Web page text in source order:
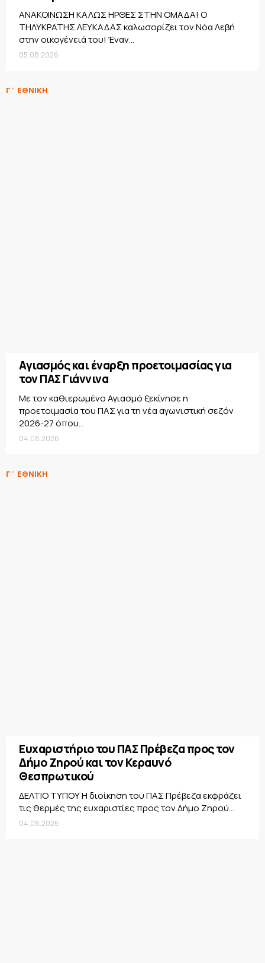
ΑΝΑΚΟΙΝΩΣΗ ΚΑΛΩΣ ΗΡΘΕΣ ΣΤΗΝ ΟΜΑΔΑ! Ο
ΤΗΛΥΚΡΑΤΗΣ ΛΕΥΚΑΔΑΣ καλωσορίζει τον Νόα Λεβή
στην οικογένειά του! Έναν...
05.08.2026
Γ΄ ΕΘΝΙΚΗ
Αγιασμός και έναρξη προετοιμασίας για
τον ΠΑΣ Γιάννινα
Με τον καθιερωμένο Αγιασμό ξεκίνησε η
προετοιμασία του ΠΑΣ για τη νέα αγωνιστική σεζόν
2026-27 όπου...
04.08.2026
Γ΄ ΕΘΝΙΚΗ
Ευχαριστήριο του ΠΑΣ Πρέβεζα προς τον
Δήμο Ζηρού και τον Κεραυνό
Θεσπρωτικού
ΔΕΛΤΙΟ ΤΥΠΟΥ Η διοίκηση του ΠΑΣ Πρέβεζα εκφράζει
τις θερμές της ευχαριστίες προς τον Δήμο Ζηρού...
04.08.2026